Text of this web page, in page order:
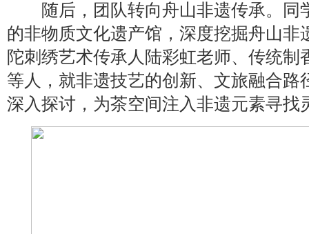
随后，团队转向舟山非遗传承。同
的非物质文化遗产馆，深度挖掘舟山非
陀刺绣艺术传承人陆彩虹老师、传统制
等人，就非遗技艺的创新、文旅融合路
深入探讨，为茶空间注入非遗元素寻找